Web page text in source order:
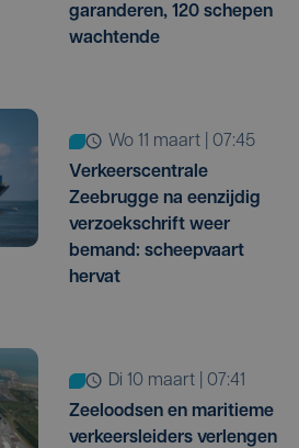
garanderen, 120 schepen
wachtende
wo 11 maart | 07:45
Verkeerscentrale
Zeebrugge na eenzijdig
verzoekschrift weer
bemand: scheepvaart
hervat
di 10 maart | 07:41
Zeeloodsen en maritieme
verkeersleiders verlengen